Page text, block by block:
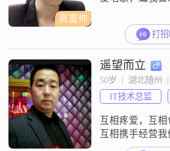
高富帅
打
遥望而立
50岁  |  湖北随州
IT技术总监
互相疼爱，互相
互相携手经营